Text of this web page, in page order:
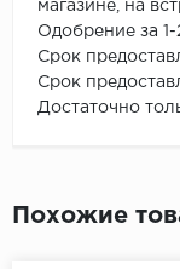
магазине, на
Одобрение за
Срок
Срок
Достаточно
Похожие